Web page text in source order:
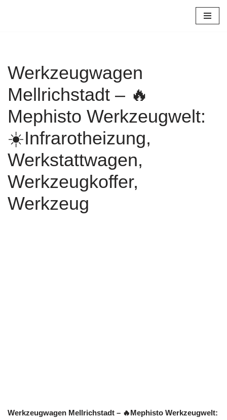
Werkzeugwagen
Mellrichstadt – 🔥
Mephisto Werkzeugwelt:
☀️Infrarotheizung,
Werkstattwagen,
Werkzeugkoffer,
Werkzeug
Werkzeugwagen Mellrichstadt – 🔥Mephisto Werkzeugwelt: